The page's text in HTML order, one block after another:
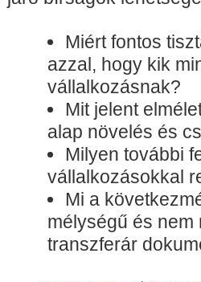
Miért fontos
azzal, hogy kik
vállalkozásnak?
Mit jelent
alap növelés és
Milyen további
vállalkozásokkal
Mi a
mélységű és nem
transzferár